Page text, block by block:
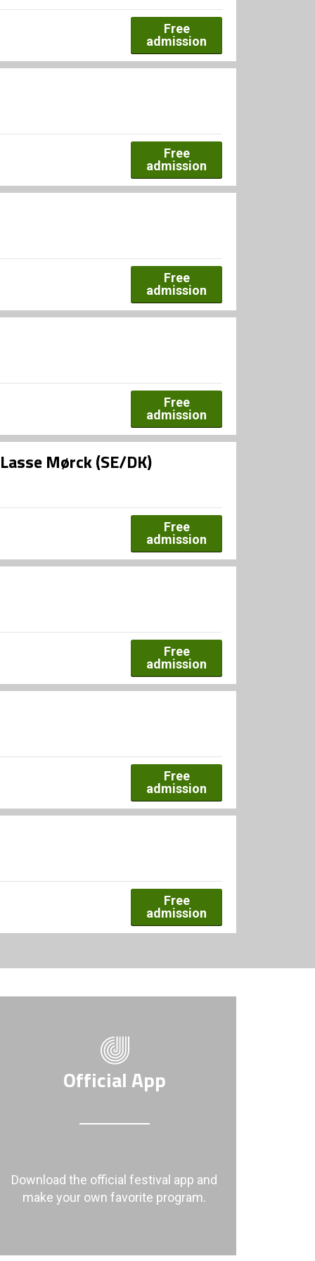
Free
admission
Free
admission
Free
admission
Free
admission
Mørck (SE/DK)
Free
admission
Free
admission
Free
admission
Free
admission
Official App
Download the official festival app and
make your own favorite program.